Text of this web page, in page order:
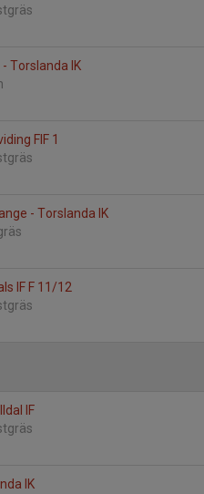
- Torslanda IK
FIF 1
- Torslanda IK
IF F 11/12
IF
IK